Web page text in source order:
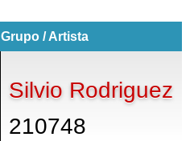
Grupo / Artista
Silvio Rodriguez
210748